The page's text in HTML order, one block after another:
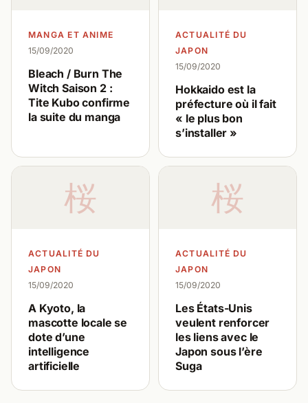
MANGA ET ANIME
15/09/2020
Bleach / Burn The
Witch Saison 2 :
Tite Kubo confirme
la suite du manga
ACTUALITÉ DU
JAPON
15/09/2020
Hokkaido est la
préfecture où il fait
« le plus bon
s’installer »
桜
ACTUALITÉ DU
JAPON
15/09/2020
A Kyoto, la
mascotte locale se
dote d’une
intelligence
artificielle
桜
ACTUALITÉ DU
JAPON
15/09/2020
Les États-Unis
veulent renforcer
les liens avec le
Japon sous l’ère
Suga